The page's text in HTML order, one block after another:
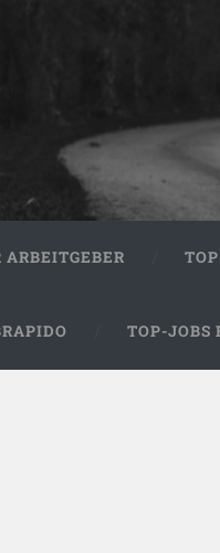
ARBEITGEBER
TOP-JOBS